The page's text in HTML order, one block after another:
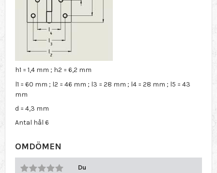
h1 = 1,4 mm ; h2 = 6,2 mm
l1 = 60 mm ; l2 = 46 mm ; l3 = 28 mm ; l4 = 28 mm ; l5 = 43
mm
d = 4,3 mm
Antal hål 6
OMDÖMEN
Du